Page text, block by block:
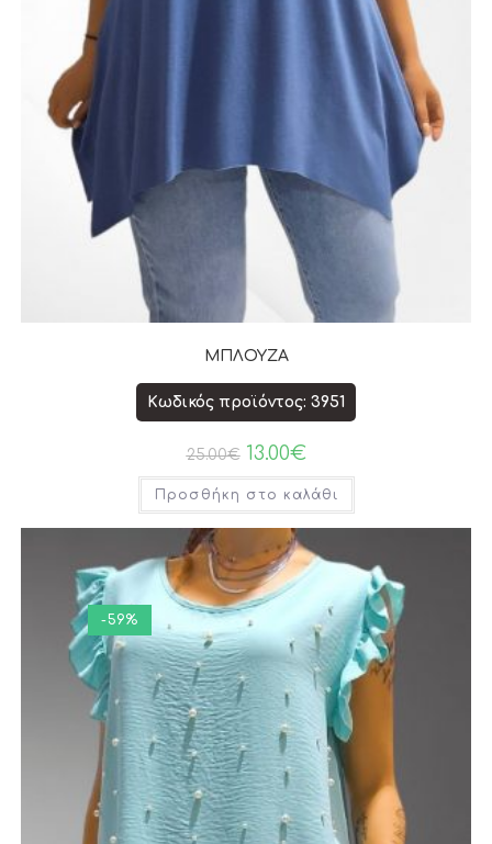
ΜΠΛΟΥΖΑ
Κωδικός προϊόντος: 3951
25.00€ 13.00€
Προσθήκη στο καλάθι
-59%